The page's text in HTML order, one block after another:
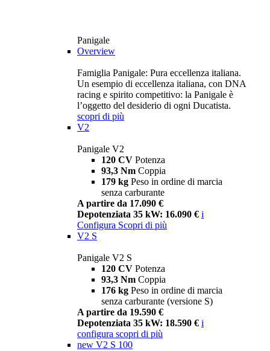
Panigale
Overview
Famiglia Panigale: Pura eccellenza italiana.
Un esempio di eccellenza italiana, con DNA
racing e spirito competitivo: la Panigale è
l’oggetto del desiderio di ogni Ducatista.
scopri di più
V2
Panigale V2
120 CV Potenza
93,3 Nm Coppia
179 kg Peso in ordine di marcia
senza carburante
A partire da 17.090 €
Depotenziata 35 kW: 16.090 € i
Configura Scopri di più
V2 S
Panigale V2 S
120 CV Potenza
93,3 Nm Coppia
176 kg Peso in ordine di marcia
senza carburante (versione S)
A partire da 19.590 €
Depotenziata 35 kW: 18.590 € i
configura scopri di più
new V2 S 100